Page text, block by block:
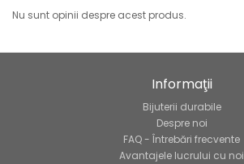
Nu sunt opinii despre acest produs.
Informaţii
Bijuterii durabile
Despre noi
FAQ - Întrebări frecvente
Avantajele lucrului cu noi